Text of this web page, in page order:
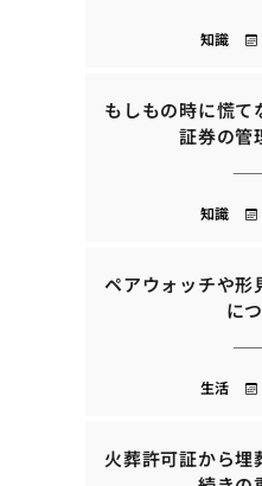
知識
もしもの時に慌て
証券の管
知識
ペアウォッチや形
に
生活
火葬許可証から埋